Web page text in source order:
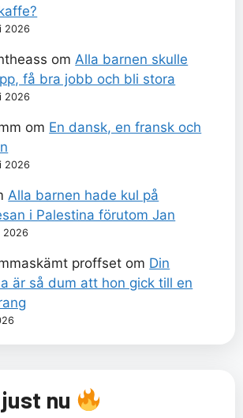
2026
om Alla barnen skulle
få bra jobb och bli stora
2026
om En dansk, en fransk och
2026
Alla barnen hade kul på
i Palestina förutom Jan
2026
proffset om Din
är så dum att hon gick till en
nu